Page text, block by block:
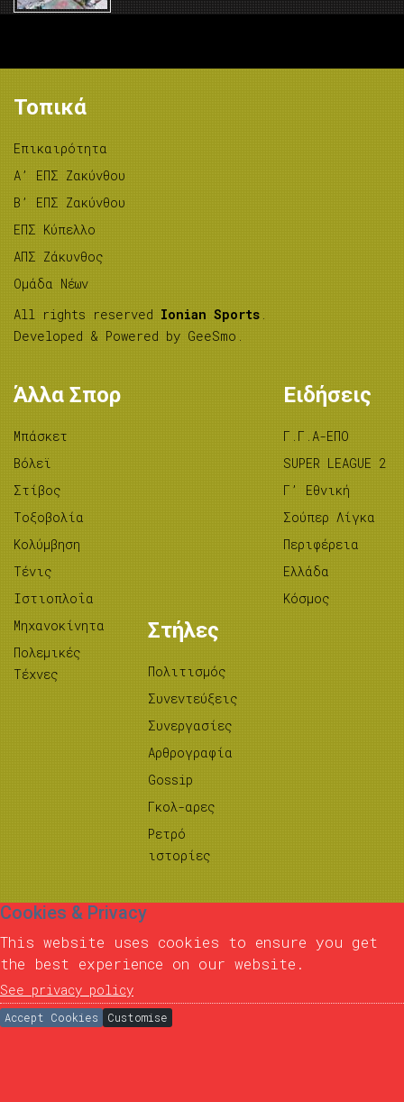
Τοπικά
Επικαιρότητα
A’ ΕΠΣ Ζακύνθου
B’ ΕΠΣ Ζακύνθου
ΕΠΣ Κύπελλο
ΑΠΣ Ζάκυνθος
Ομάδα Νέων
All rights reserved Ionian Sports .
Developed & Powered by GeeSmo .
Άλλα Σπορ
Μπάσκετ
Βόλεϊ
Στίβος
Tοξοβολία
Κολύμβηση
Τένις
Ιστιοπλοΐα
Μηχανοκίνητα
Πολεμικές
Τέχνες
Ειδήσεις
Γ.Γ.Α-ΕΠΟ
SUPER LEAGUE 2
Γ’ Εθνική
Σούπερ Λίγκα
Περιφέρεια
Ελλάδα
Κόσμος
Στήλες
Πολιτισμός
Συνεντεύξεις
Συνεργασίες
Αρθρογραφία
Gossip
Γκολ-αρες
Ρετρό
ιστορίες
Cookies & Privacy
This website uses cookies to ensure you get
the best experience on our website.
See privacy policy
Accept Cookies Customise